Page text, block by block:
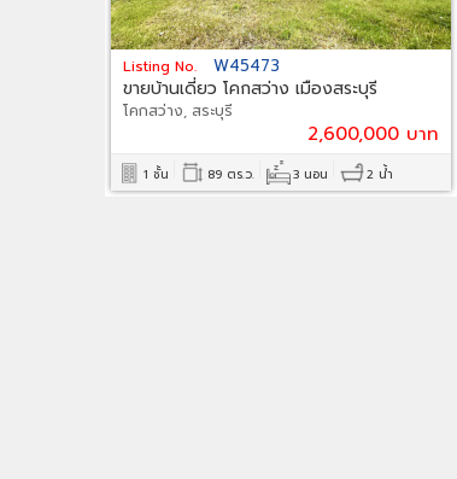
Listing No. W45473
ขายบ้านเดี่ยว โคกสว่าง เมืองสระบุรี
โคกสว่าง, สระบุรี
2,600,000 บาท
1 ชั้น 89 ตร.ว. 3 นอน 2 น้ำ